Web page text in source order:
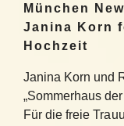
München
Janina Korn
Hochzeit
Janina Korn und
„Sommerhaus
Für die freie